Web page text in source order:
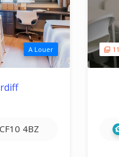
A Louer
4BZ
11